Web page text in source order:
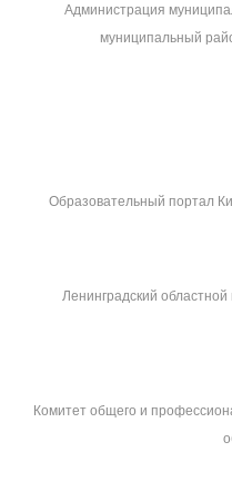
Администрация
муниципальный
Образовательный портал
Ленинградский
Комитет общего и